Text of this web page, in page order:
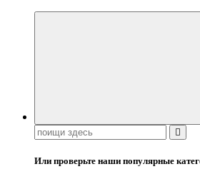
Поиск:
Или проверьте наши популярные